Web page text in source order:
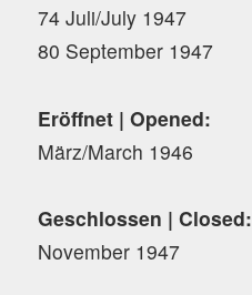
74 Juli/July 1947
80 September 1947
Eröffnet | Opened:
März/March 1946
Geschlossen | Closed:
November 1947